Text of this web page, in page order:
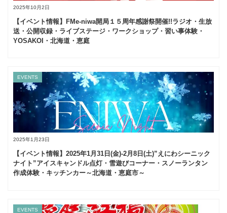
2025年10月2日
【イベント情報】FMe-niwa開局１５周年感謝祭開催!!ラジオ・生放
送・公開収録・ライブステージ・ワークショップ・習い事体験・
YOSAKOI・北海道・恵庭
2025年1月23日
EVENTS
【イベント情報】2025年1月31日(金)‐2月8日(土)”えにわシーニック
ナイト”アイスキャンドル点灯・雪遊びコーナー・スノーランタン
作成体験・キッチンカー～北海道・恵庭市～
EVENTS